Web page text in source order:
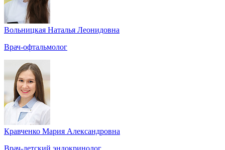
Вольницкая Наталья Леонидовна
Врач-офтальмолог
Кравченко Мария Александровна